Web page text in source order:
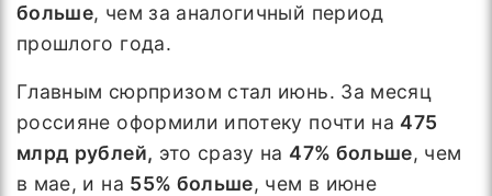
больше, чем за аналогичный период
прошлого года.
Главным сюрпризом стал июнь. За месяц
россияне оформили ипотеку почти на 475
млрд рублей, это сразу на 47% больше, чем
в мае, и на 55% больше, чем в июне